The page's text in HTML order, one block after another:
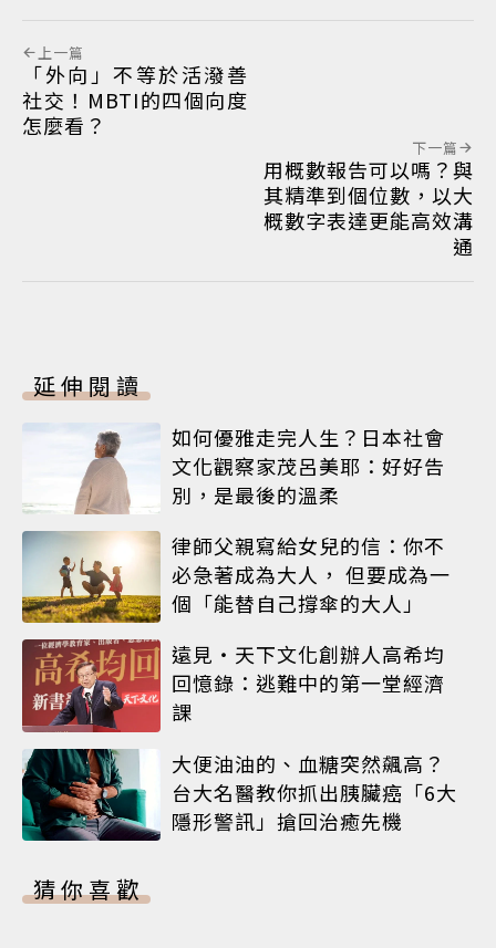
上一篇
「外向」不等於活潑善
社交！MBTI的四個向度
怎麼看？
下一篇
用概數報告可以嗎？與
其精準到個位數，以大
概數字表達更能高效溝
通
延伸閱讀
如何優雅走完人生？日本社會
文化觀察家茂呂美耶：好好告
別，是最後的溫柔
律師父親寫給女兒的信：你不
必急著成為大人， 但要成為一
個「能替自己撐傘的大人」
遠見‧天下文化創辦人高希均
回憶錄：逃難中的第一堂經濟
課
大便油油的、血糖突然飆高？
台大名醫教你抓出胰臟癌「6大
隱形警訊」搶回治癒先機
猜你喜歡